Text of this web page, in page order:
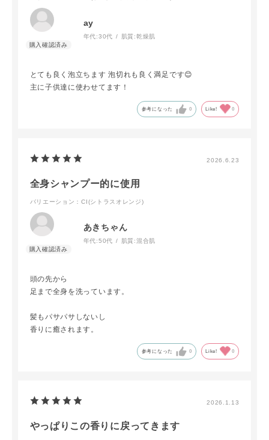
ay
年代:30代 肌質:乾燥肌
とても良く泡立ちます 泡切れも良く満足です😊
主に子供達に使わせてます！
参考になった 0 Like! 0
2026.6.23
全身シャンプー的に使用
バリエーション：CI(シトラスオレンジ)
あきちゃん
年代:50代 肌質:混合肌
頭の先から
足まで全身を洗っています。
髪もパサパサしないし
香りに癒されます。
参考になった 0 Like! 0
2026.1.13
やっぱりこの香りに戻ってきます